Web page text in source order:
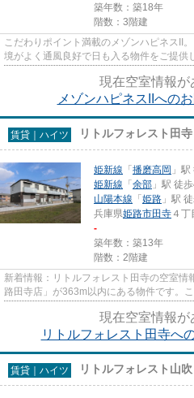
築年数：築18年
階数：3階建
こだわりポイント満載のメゾンハピネスII
境がよく通風良好で日も入る物件をご提供
やすくなる2駅利用可能な物...
現在空室情報が
メゾンハピネスIIへの
賃貸｜ハイツ リトルフォレスト田寺
姫新線 「播磨高岡 」
姫新線 「余部 」駅 徒
山陽本線 「姫路 」駅
兵庫県姫路市田寺 ４丁
-
築年数：築13年
階数：2階建
新着情報：リトルフォレスト田寺の空室情
路田寺店」が363m以内にある物件です。
備が整っています。物件情報...
現在空室情報が
リトルフォレスト田寺へ
賃貸｜ハイツ リトルフォレスト山吹